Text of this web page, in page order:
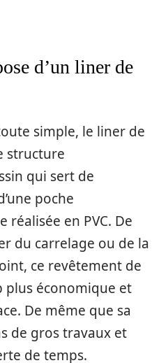
d’un liner de
simple, le liner de
structure
qui sert de
poche
en PVC. De
du carrelage ou de la
ce revêtement de
plus économique et
De même que sa
de gros travaux et
de temps.